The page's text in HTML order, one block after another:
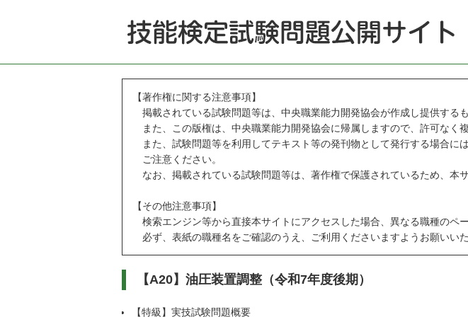
【著作権に関する注意事項】
掲載されている試験問題等は、中央職業能力開発協会が作成し提供する
また、この版権は、中央職業能力開発協会に帰属しますので、許可なく
また、試験問題等を利用してテキスト等の発刊物として発行する場合に
ご注意ください。
なお、掲載されている試験問題等は、著作権で保護されているため、本
【その他注意事項】
検索エンジン等から直接本サイトにアクセスした場合、異なる職種のペ
必ず、表紙の職種名をご確認のうえ、ご利用くださいますようお願いいた
【A20】油圧装置調整（令和7年度後期）
【特級】実技試験問題概要